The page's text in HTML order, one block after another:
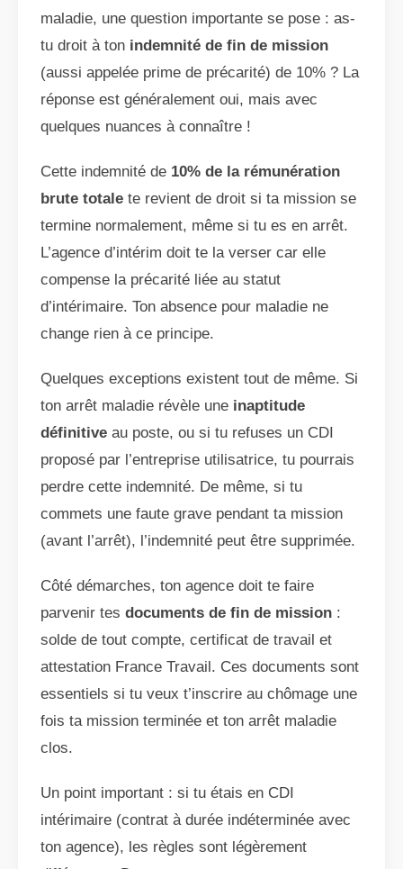
maladie, une question importante se pose : as-
tu droit à ton indemnité de fin de mission
(aussi appelée prime de précarité) de 10% ? La
réponse est généralement oui, mais avec
quelques nuances à connaître !
Cette indemnité de 10% de la rémunération
brute totale te revient de droit si ta mission se
termine normalement, même si tu es en arrêt.
L’agence d’intérim doit te la verser car elle
compense la précarité liée au statut
d’intérimaire. Ton absence pour maladie ne
change rien à ce principe.
Quelques exceptions existent tout de même. Si
ton arrêt maladie révèle une inaptitude
définitive au poste, ou si tu refuses un CDI
proposé par l’entreprise utilisatrice, tu pourrais
perdre cette indemnité. De même, si tu
commets une faute grave pendant ta mission
(avant l’arrêt), l’indemnité peut être supprimée.
Côté démarches, ton agence doit te faire
parvenir tes documents de fin de mission :
solde de tout compte, certificat de travail et
attestation France Travail. Ces documents sont
essentiels si tu veux t’inscrire au chômage une
fois ta mission terminée et ton arrêt maladie
clos.
Un point important : si tu étais en CDI
intérimaire (contrat à durée indéterminée avec
ton agence), les règles sont légèrement